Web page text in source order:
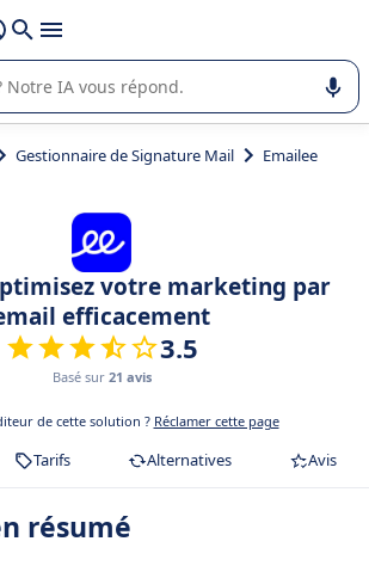
avec
guide dans l'utilisation ou la sélection de
Gestionnaire de Signature Mail Emailee
votre marketing par
efficacement
3.5
Basé sur 21 avis
de cette solution ? Réclamer cette page
Tarifs Alternatives Avis
résumé